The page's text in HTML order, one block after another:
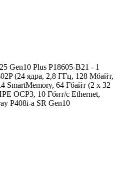
Gen10 Plus P18605-B21 - 1
(24 ядра, 2,8 ГГц, 128 Мбайт,
SmartMemory, 64 Гбайт (2 x 32
OCP3, 10 Гбит/с Ethernet,
P408i-a SR Gen10